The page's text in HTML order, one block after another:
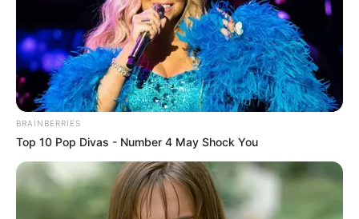
BRAINBERRIES
Top 10 Pop Divas - Number 4 May Shock You